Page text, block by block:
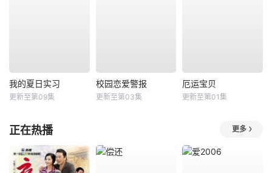
我的夏日实习
更新至第09集
校园恋爱警报
更新至第03集
厄运宝贝
更新至第01集
正在热播 更多